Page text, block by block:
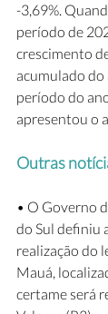
-3,69%.
período de
crescimento
acumulado do
período do
apresentou o
Outras
• O Governo
do Sul definiu
realização do
Mauá,
certame será